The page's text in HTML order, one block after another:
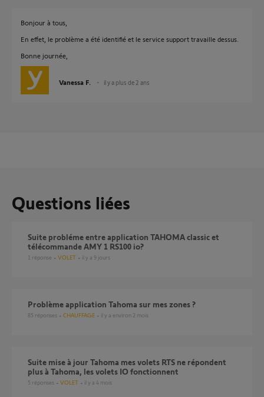
Bonjour à tous,
En effet, le problème a été identifié et le service support travaille dessus.
Bonne journée,
Vanessa F. il y a plus de 2 ans
Questions liées
Suite probléme entre application TAHOMA classic et
télécommande AMY 1 RS100 io?
1 réponse VOLET il y a 9 jours
Problème application Tahoma sur mes zones ?
85 réponses CHAUFFAGE il y a environ 2 mois
suite mise à jour Tahoma mes volets RTS ne répondent
plus à Tahoma, les volets IO fonctionnent
5 réponses VOLET il y a 4 mois